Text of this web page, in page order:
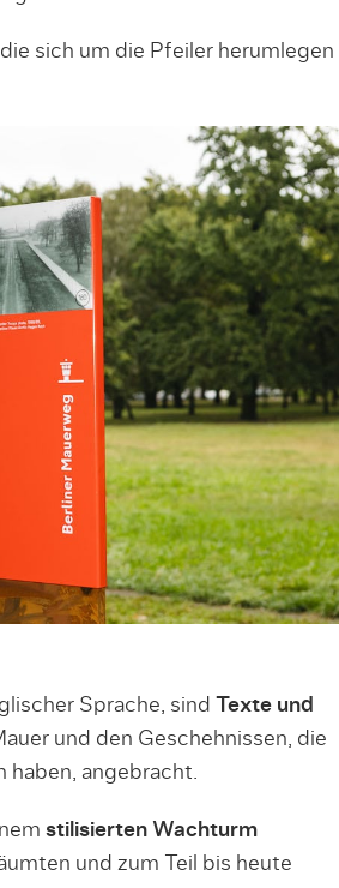
sich um die Pfeiler herumlegen
Sprache, sind Texte und
und den Geschehnissen, die
haben, angebracht.
stilisierten Wachturm
und zum Teil bis heute